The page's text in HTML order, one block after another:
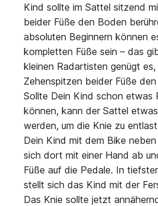
Kind sollte im Sattel sitzend
beider Füße den Boden
absoluten Beginnern können
kompletten Füße sein – das
kleinen Radartisten genügt
Zehenspitzen beider Füße
Sollte Dein Kind schon etwas
können, kann der Sattel
werden, um die Knie zu
Dein Kind mit dem Bike
sich dort mit einer Hand ab
Füße auf die Pedale. In
stellt sich das Kind mit der
Das Knie sollte jetzt